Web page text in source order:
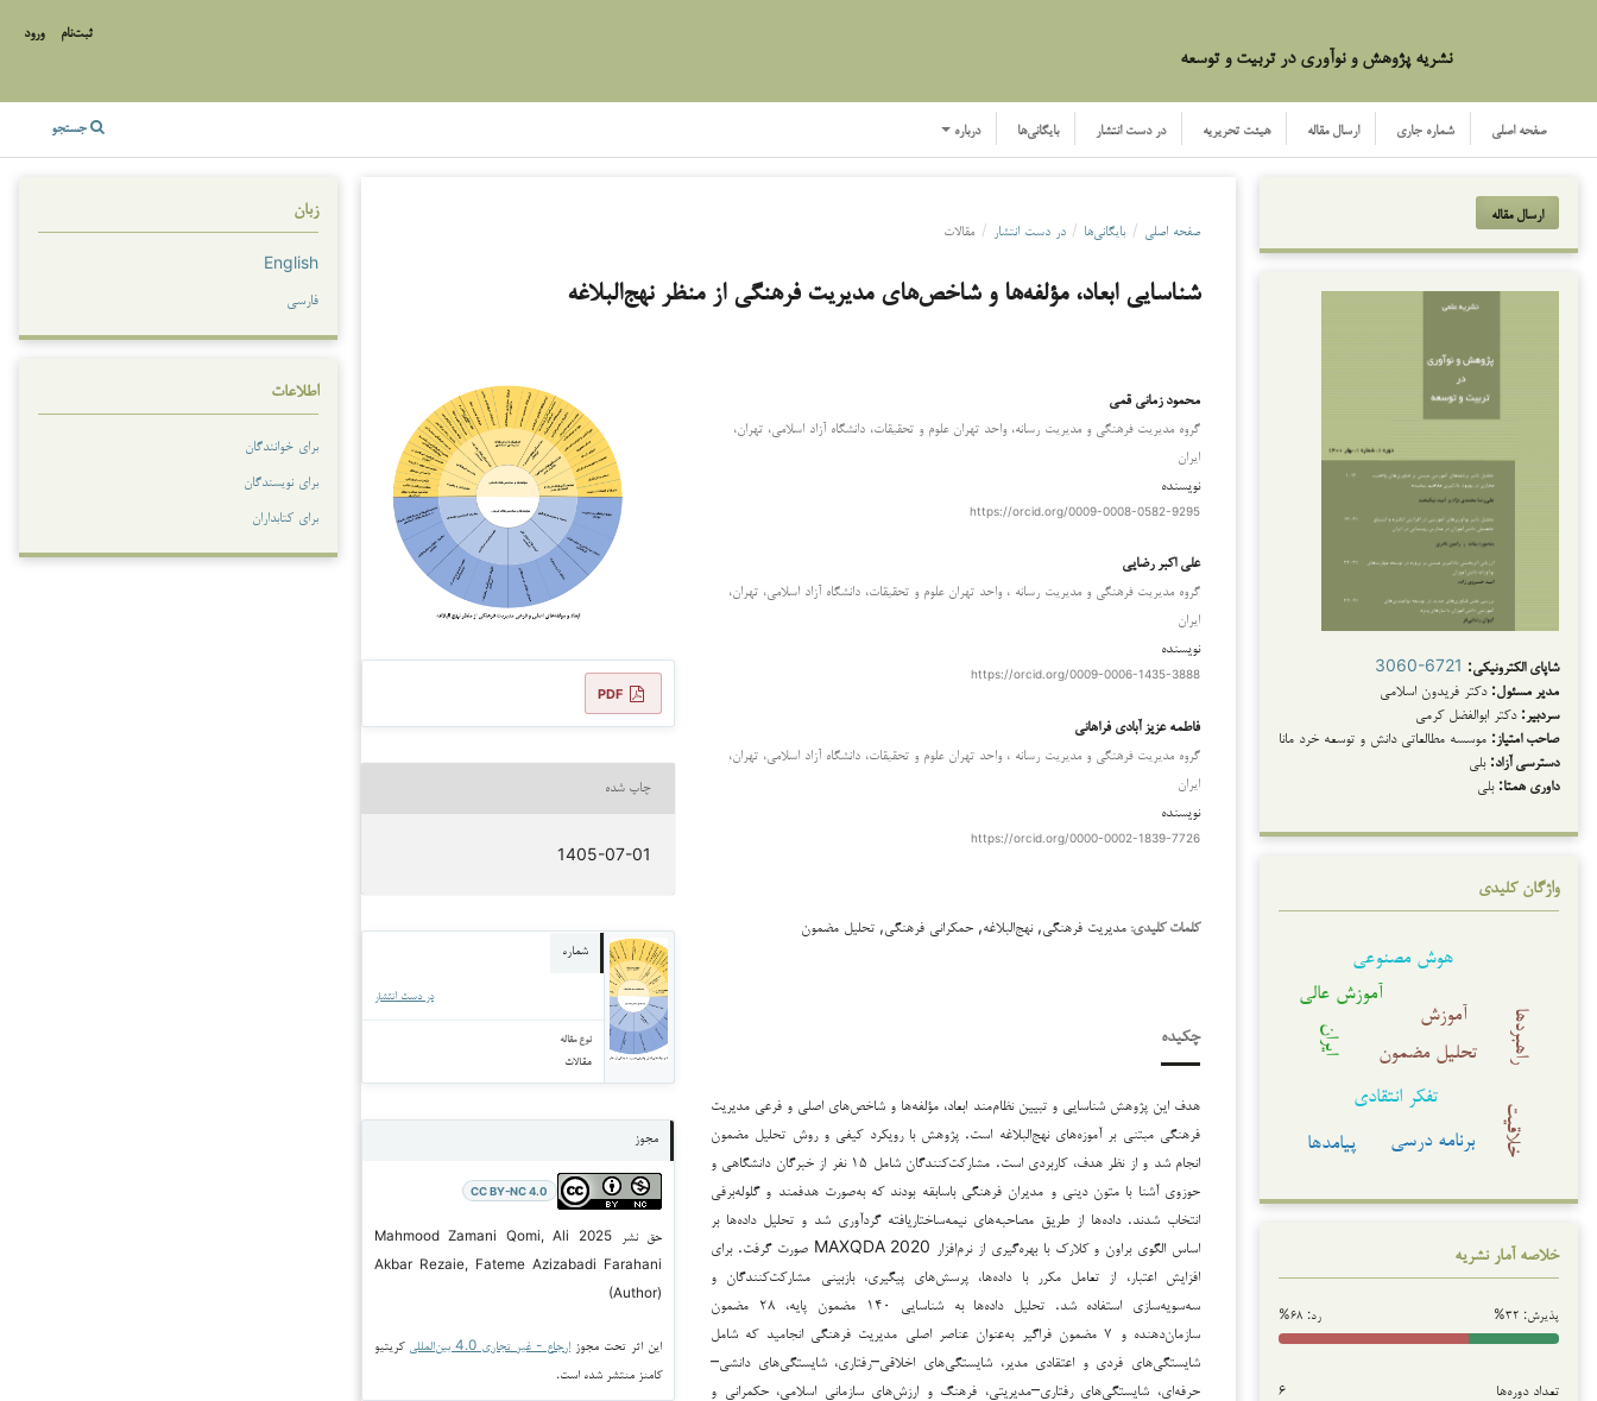
نشریه پژوهش و نوآوری در تربیت و توسعه
صفحه اصلی شماره جاری ارسال مقاله هیئت تحریریه در دست انتشار بایگانی‌ها درباره جستجو
ثبت‌نام ورود
ارسال مقاله
شاپای الکترونیکی: 3060-6721
مدیر مسئول: دکتر فریدون اسلامی
سردبیر: دکتر ابوالفضل کرمی
صاحب امتیاز: موسسه مطالعاتی دانش و توسعه خرد مانا
دسترسی آزاد: بلی
داوری همتا: بلی
واژگان کلیدی
تحلیل مضمون
تفکر انتقادی
آموزش
آموزش عالی
برنامه درسی
هوش مصنوعی
خلاقیت
ایران راهبردها
پیامدها
خلاصه آمار نشریه
پذیرش: ۳۲% رد: ۶۸%
تعداد دوره‌ها ۶
صفحه اصلی / بایگانی‌ها / در دست انتشار / مقالات
شناسایی ابعاد، مؤلفه‌ها و شاخص‌های مدیریت فرهنگی از منظر نهج‌البلاغه
محمود زمانی قمی
گروه مدیریت فرهنگی و مدیریت رسانه، واحد تهران علوم و تحقیقات، دانشگاه آزاد اسلامی، تهران،
ایران
نویسنده
https://orcid.org/0009-0008-0582-9295
علی اکبر رضایی
گروه مدیریت فرهنگی و مدیریت رسانه ، واحد تهران علوم و تحقیقات، دانشگاه آزاد اسلامی، تهران،
ایران
نویسنده
https://orcid.org/0009-0006-1435-3888
فاطمه عزیز آبادی فراهانی
گروه مدیریت فرهنگی و مدیریت رسانه ، واحد تهران علوم و تحقیقات، دانشگاه آزاد اسلامی، تهران،
ایران
نویسنده
https://orcid.org/0000-0002-1839-7726
کلمات کلیدی: مدیریت فرهنگی, نهج‌البلاغه, حمکرانی فرهنگی, تحلیل مضمون
چکیده
هدف این پژوهش شناسایی و تبیین نظام‌مند ابعاد، مؤلفه‌ها و شاخص‌های اصلی و فرعی مدیریت
فرهنگی مبتنی بر آموزه‌های نهج‌البلاغه است. پژوهش با رویکرد کیفی و روش تحلیل مضمون
انجام شد و از نظر هدف، کاربردی است. مشارکت‌کنندگان شامل ۱۵ نفر از خبرگان دانشگاهی و
حوزوی آشنا با متون دینی و مدیران فرهنگی باسابقه بودند که به‌صورت هدفمند و گلوله‌برفی
انتخاب شدند. داده‌ها از طریق مصاحبه‌های نیمه‌ساختاریافته گردآوری شد و تحلیل داده‌ها بر
اساس الگوی براون و کلارک با بهره‌گیری از نرم‌افزار MAXQDA 2020 صورت گرفت. برای
افزایش اعتبار، از تعامل مکرر با داده‌ها، پرسش‌های پیگیری، بازبینی مشارکت‌کنندگان و
سه‌سویه‌سازی استفاده شد. تحلیل داده‌ها به شناسایی ۱۴۰ مضمون پایه، ۲۸ مضمون
سازمان‌دهنده و ۷ مضمون فراگیر به‌عنوان عناصر اصلی مدیریت فرهنگی انجامید که شامل
شایستگی‌های فردی و اعتقادی مدیر، شایستگی‌های اخلاقی–رفتاری، شایستگی‌های دانشی–
حرفه‌ای، شایستگی‌های رفتاری–مدیریتی، فرهنگ و ارزش‌های سازمانی اسلامی، حکمرانی و
دانلودها PDF
چاپ شده
1405-07-01
شماره
در دست انتشار
نوع مقاله
مقالات
مجوز
CC BY-NC 4.0
حق نشر 2025 Mahmood Zamani Qomi, Ali
Akbar Rezaie, Fateme Azizabadi Farahani
(Author)
این اثر تحت مجوز ارجاع - غیر تجاری 4.0 بین‌المللی
کریتیو
کامنز منتشر شده است.
زبان
English
فارسی
اطلاعات
برای خوانندگان
برای نویسندگان
برای کتابداران